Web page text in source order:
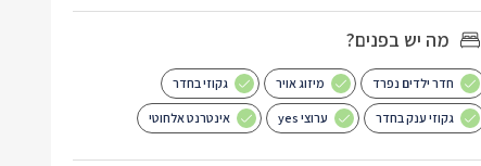
מה יש בפנים?
חדר ילדים נפרד מיזוג אויר גקוזי בחדר
גקוזי ענק בחדר ערוצי yes אינטרנט אלחוטי